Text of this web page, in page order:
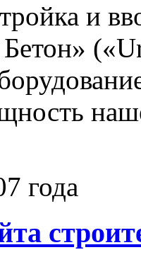
и
Бетон»
года